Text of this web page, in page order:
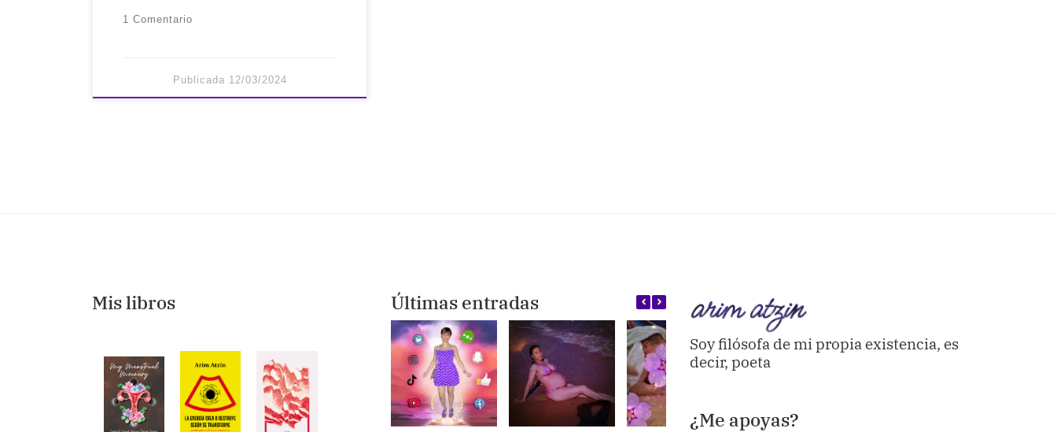
1 Comentario
Publicada 12/03/2024
Mis libros Últimas entradas
Soy filósofa de mi propia existencia, es
decir, poeta
¿Me apoyas?